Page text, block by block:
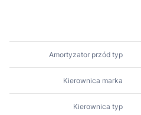
Amortyzator przód typ
Kierownica marka
Kierownica typ